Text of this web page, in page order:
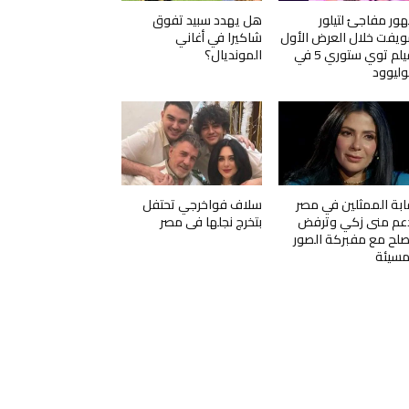
مفاجئ لتيلور
خلال العرض الأول
لفيلم توي ستوري 5 في
هل يهدد سبيد تفوق
شاكيرا في أغاني
المونديال؟
الممثلين في مصر
منى زكي وترفض
مع مفبركة الصور
سلاف فواخرجي تحتفل
بتخرج نجلها في مصر